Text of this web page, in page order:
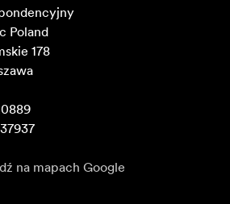
Poland
178
na mapach Google